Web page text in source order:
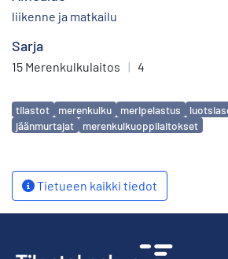
liikenne ja matkailu
Sarja
15 Merenkulkulaitos | 4
Avainsanat
tilastot merenkulku meripelastus
jäänmurtajat
merenkulkuoppilaitokset
Tietueen kaikki tiedot